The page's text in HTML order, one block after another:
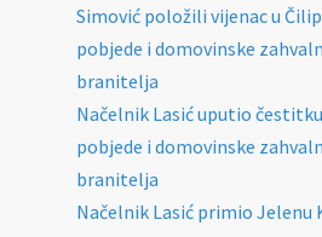
Simović položili vijenac u
pobjede i domovinske
branitelja
Načelnik Lasić uputio
pobjede i domovinske
branitelja
Načelnik Lasić primio